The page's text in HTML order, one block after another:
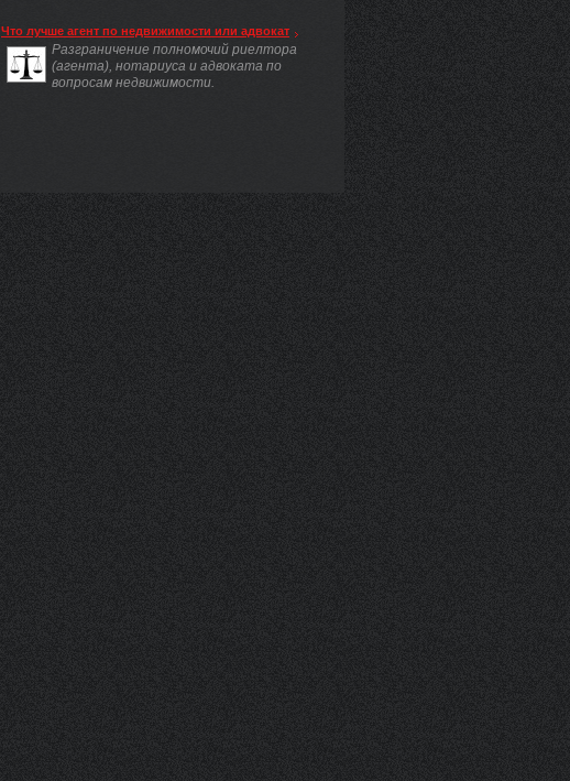
Что лучше агент по недвижимости или адвокат
Разграничение полномочий риелтора
(агента), нотариуса и адвоката по
вопросам недвижимости.